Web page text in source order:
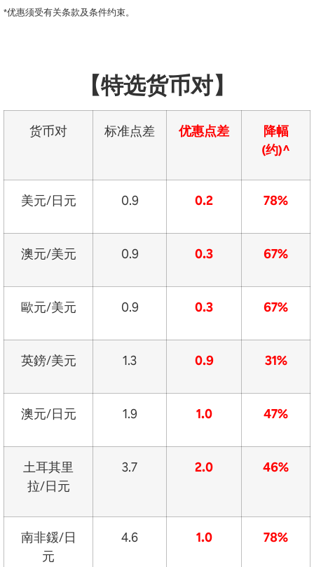
*优惠须受有关条款及条件约束。
【特选货币对】
货币对 标准点差 优惠点差
降幅
(约)^
美元/日元 0.9 0.2 78%
澳元/美元 0.9 0.3 67%
歐元/美元 0.9 0.3 67%
英鎊/美元 1.3 0.9 31%
澳元/日元 1.9 1.0 47%
土耳其里
拉/日元
3.7 2.0 46%
南非鍰/日
元
4.6 1.0 78%